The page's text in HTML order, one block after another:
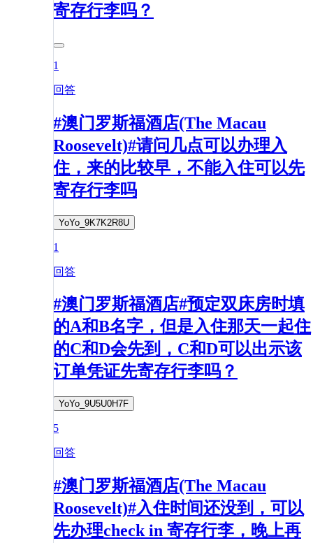
寄存行李吗？
1
回答
#澳门罗斯福酒店(The Macau
Roosevelt)#请问几点可以办理入
住，来的比较早，不能入住可以先
寄存行李吗
YoYo_9K7K2R8U
1
回答
#澳门罗斯福酒店#预定双床房时填
的A和B名字，但是入住那天一起住
的C和D会先到，C和D可以出示该
订单凭证先寄存行李吗？
YoYo_9U5U0H7F
5
回答
#澳门罗斯福酒店(The Macau
Roosevelt)#入住时间还没到，可以
先办理check in 寄存行李，晚上再